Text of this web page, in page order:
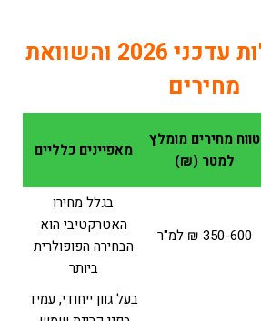
מחירון פרגולות עדכני 2026 והשוואת
מחירים
טווח מחירים מומלץ
למטר (₪)
מאפיינים כלליים
350-600 ₪ למ"ר
בגלל מחירו
האטרקטיבי הוא
הבחירה הפופולרית
ביותר
בעל גוון ייחודי, עמיד